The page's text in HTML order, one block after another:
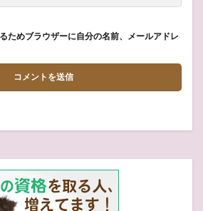
ためブラウザーに自分の名前、メールアドレ